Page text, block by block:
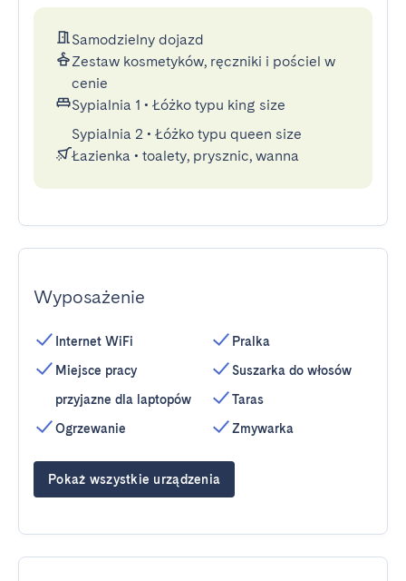
Samodzielny dojazd
Zestaw kosmetyków, ręczniki i pościel w
cenie
Sypialnia 1 • Łóżko typu king size
Sypialnia 2 • Łóżko typu queen size
Łazienka • toalety, prysznic, wanna
Wyposażenie
Internet WiFi
Miejsce pracy
przyjazne dla laptopów
Ogrzewanie
Pralka
Suszarka do włosów
Taras
Zmywarka
Pokaż wszystkie urządzenia